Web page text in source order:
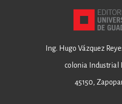
Ing. Hugo Vázquez
colonia Industrial
45150,